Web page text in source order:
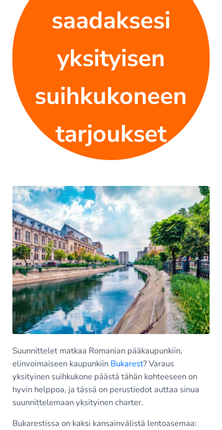
saadaksesi
yksityisen
suihkukoneen
tarjoukset
Suunnittelet matkaa Romanian pääkaupunkiin,
elinvoimaiseen kaupunkiin Bukarest? Varaus
yksityinen suihkukone päästä tähän kohteeseen on
hyvin helppoa, ja tässä on perustiedot auttaa sinua
suunnittelemaan yksityinen charter.
Bukarestissa on kaksi kansainvälistä lentoasemaa: